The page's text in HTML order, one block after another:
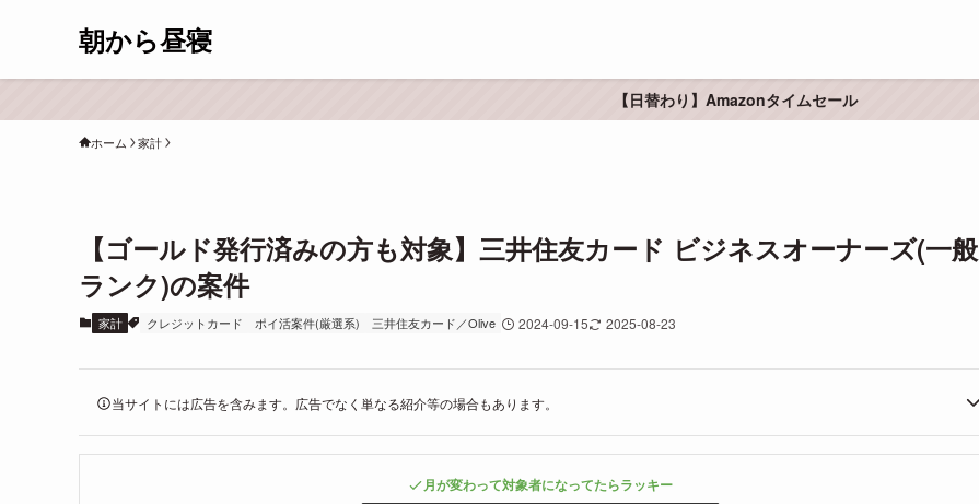
朝から昼寝
【日替わり】Amazonタイムセール
ホーム 家計
【ゴールド発行済みの方も対象】三井住友カード ビジネスオーナーズ(一般
ランク)の案件
家計 クレジットカード ポイ活案件(厳選系) 三井住友カード／Olive 2024-09-15 2025-08-23
当サイトには広告を含みます。広告でなく単なる紹介等の場合もあります。
月が変わって対象者になってたらラッキー